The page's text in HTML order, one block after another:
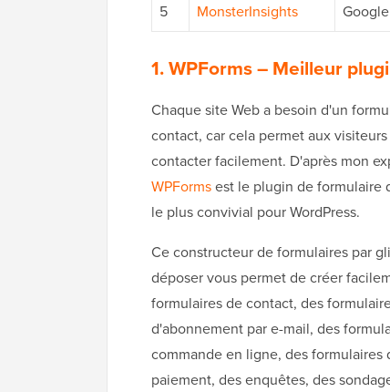
5 MonsterInsights
1. WPForms– Meilleur
Chaque site Web a besoin d'un
contact, car cela permet aux
contacter facilement. D'après mon
WPFormsest le plugin de formulaire
le plus convivial pour WordPress.
Ce constructeur de formulaires par
déposer vous permet de créer
formulaires de contact, des
d'abonnement par e-mail, des
commande en ligne, des formulaires
paiement, des enquêtes, des